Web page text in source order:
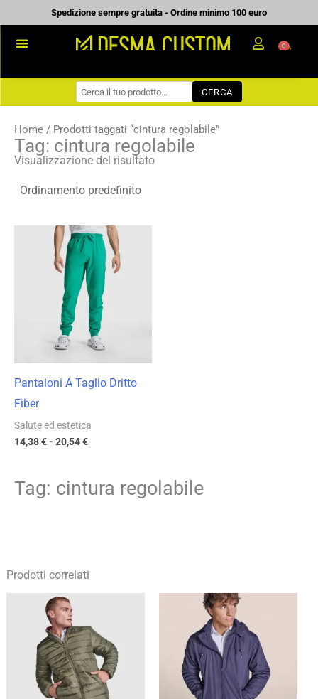
al
contenuto
Spedizione sempre gratuita - Ordine minimo 100 euro
WORKWEAR
COME ORDINARE
PREVENTIVI
CONTATTI
0
CERCA
Home / Prodotti taggati “cintura regolabile”
Tag: cintura regolabile
Visualizzazione del risultato
Pantaloni A Taglio Dritto
Fiber
Salute ed estetica
14,38€- 20,54€
Fascia
di
prezzo:
da
14,38 €
a
20,54 €
Tag: cintura regolabile
Prodotti correlati
prezzo:
da
22,27 €
a
31,81 €
Fascia
di
prezzo:
da
20,73 €
a
29,61 €